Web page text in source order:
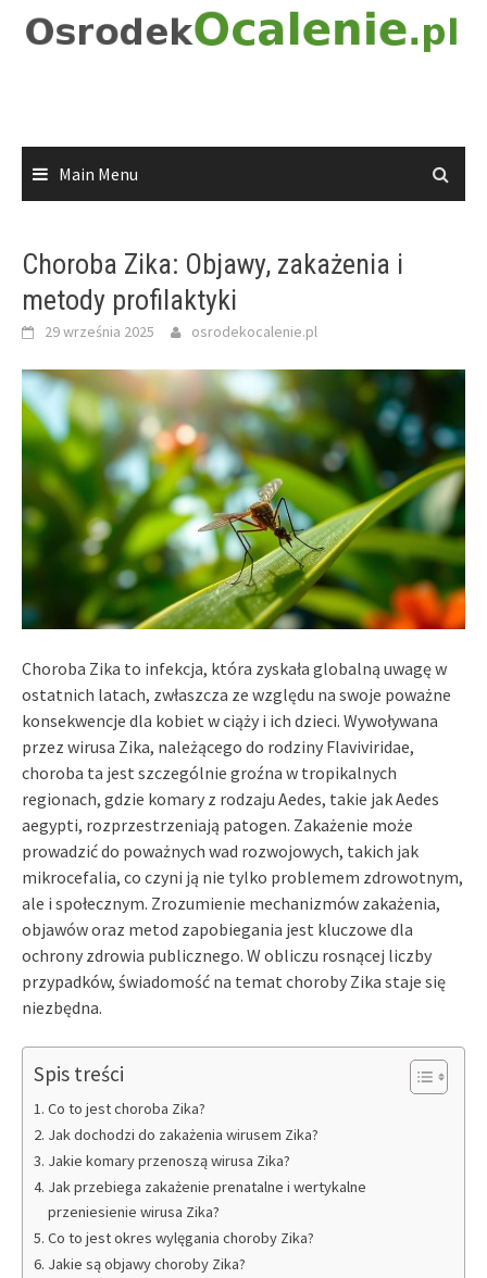
Main Menu
Choroba Zika: Objawy, zakażenia i
metody profilaktyki
29 września 2025 osrodekocalenie.pl
Choroba Zika to infekcja, która zyskała globalną uwagę w
ostatnich latach, zwłaszcza ze względu na swoje poważne
konsekwencje dla kobiet w ciąży i ich dzieci. Wywoływana
przez wirusa Zika, należącego do rodziny Flaviviridae,
choroba ta jest szczególnie groźna w tropikalnych
regionach, gdzie komary z rodzaju Aedes, takie jak Aedes
aegypti, rozprzestrzeniają patogen. Zakażenie może
prowadzić do poważnych wad rozwojowych, takich jak
mikrocefalia, co czyni ją nie tylko problemem zdrowotnym,
ale i społecznym. Zrozumienie mechanizmów zakażenia,
objawów oraz metod zapobiegania jest kluczowe dla
ochrony zdrowia publicznego. W obliczu rosnącej liczby
przypadków, świadomość na temat choroby Zika staje się
niezbędna.
Spis treści
Co to jest choroba Zika?
Jak dochodzi do zakażenia wirusem Zika?
Jakie komary przenoszą wirusa Zika?
Jak przebiega zakażenie prenatalne i wertykalne
przeniesienie wirusa Zika?
Co to jest okres wylęgania choroby Zika?
Jakie są objawy choroby Zika?